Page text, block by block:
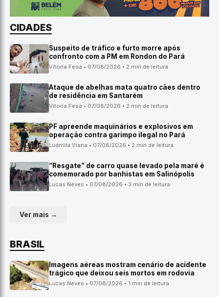
CIDADES
Suspeito de tráfico e furto morre após
confronto com a PM em Rondon do Pará
Vitoria Fesa • 07/08/2026 • 2 min de leitura
Ataque de abelhas mata quatro cães dentro
de residência em Santarém
Vitoria Fesa • 07/08/2026 • 2 min de leitura
PF apreende maquinários e explosivos em
operação contra garimpo ilegal no Pará
Ludmila Viana • 07/08/2026 • 2 min de leitura
“Resgate” de carro quase levado pela maré é
comemorado por banhistas em Salinópolis
Lucas Neves • 07/08/2026 • 3 min de leitura
Ver mais →
BRASIL
Imagens aéreas mostram cenário de acidente
trágico que deixou seis mortos em rodovia
Lucas Neves • 07/08/2026 • 1 min de leitura